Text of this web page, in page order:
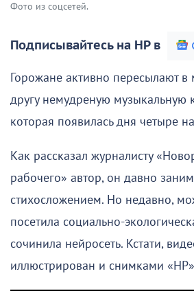
Фото из соцсетей.
Подписывайтесь на НР в
Горожане активно пересылают в
другу немудреную музыкальную
которая появилась дня четыре
Как рассказал журналисту
рабочего» автор, он давно
стихосложением. Но недавно,
посетила социально-
сочинила нейросеть. Кстати,
иллюстрирован и снимками